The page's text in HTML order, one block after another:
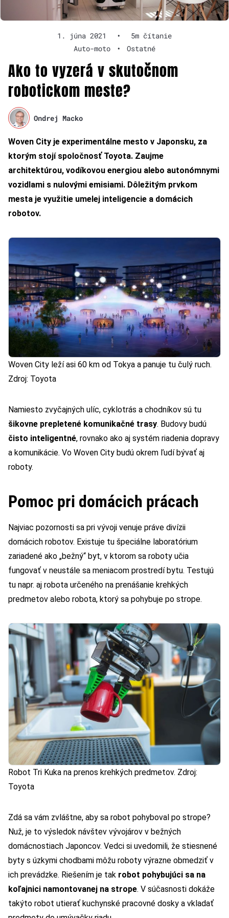
1. júna 2021 •
5m čítanie
Auto-moto
• Ostatné
Ako to vyzerá v skutočnom
robotickom meste?
Ondrej Macko
Woven City je experimentálne mesto v Japonsku, za
ktorým stojí spoločnosť Toyota. Zaujme
architektúrou, vodíkovou energiou alebo autonómnymi
vozidlami s nulovými emisiami. Dôležitým prvkom
mesta je využitie umelej inteligencie a domácich
robotov.
Woven City leží asi 60 km od Tokya a panuje tu čulý ruch.
Zdroj: Toyota
Namiesto zvyčajných ulíc, cyklotrás a chodníkov sú tu
šikovne prepletené komunikačné trasy. Budovy budú
čisto inteligentné, rovnako ako aj systém riadenia dopravy
a komunikácie. Vo Woven City budú okrem ľudí bývať aj
roboty.
Pomoc pri domácich prácach
Najviac pozornosti sa pri vývoji venuje práve divízii
domácich robotov. Existuje tu špeciálne laboratórium
zariadené ako „bežný“ byt, v ktorom sa roboty učia
fungovať v neustále sa meniacom prostredí bytu. Testujú
tu napr. aj robota určeného na prenášanie krehkých
predmetov alebo robota, ktorý sa pohybuje po strope.
Robot Tri Kuka na prenos krehkých predmetov. Zdroj:
Toyota
Zdá sa vám zvláštne, aby sa robot pohyboval po strope?
Nuž, je to výsledok návštev vývojárov v bežných
domácnostiach Japoncov. Vedci si uvedomili, že stiesnené
byty s úzkymi chodbami môžu roboty výrazne obmedziť v
ich prevádzke. Riešením je tak robot pohybujúci sa na
koľajnici namontovanej na strope. V súčasnosti dokáže
takýto robot utierať kuchynské pracovné dosky a vkladať